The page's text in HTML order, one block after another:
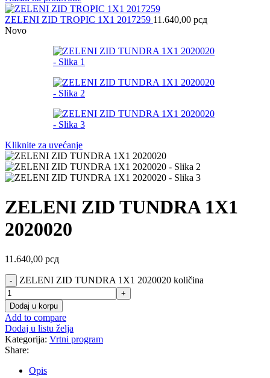
ZELENI ZID TROPIC 1X1 2017259 11.640,00 рсд
Novo
Kliknite za uvećanje
ZELENI ZID TUNDRA 1X1
2020020
11.640,00 рсд
ZELENI ZID TUNDRA 1X1 2020020 količina
Dodaj u korpu
Add to compare
Dodaj u listu želja
Kategorija: Vrtni program
Share:
Opis